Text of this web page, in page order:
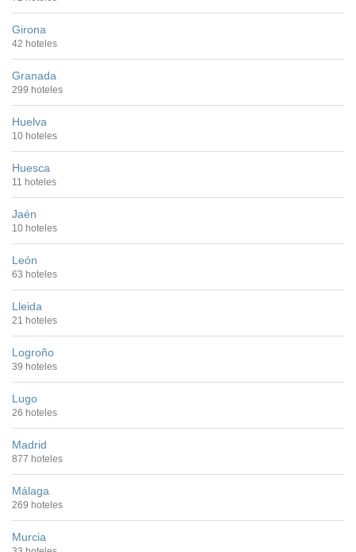
Girona
42 hoteles
Granada
299 hoteles
Huelva
10 hoteles
Huesca
11 hoteles
Jaén
10 hoteles
León
63 hoteles
Lleida
21 hoteles
Logroño
39 hoteles
Lugo
26 hoteles
Madrid
877 hoteles
Málaga
269 hoteles
Murcia